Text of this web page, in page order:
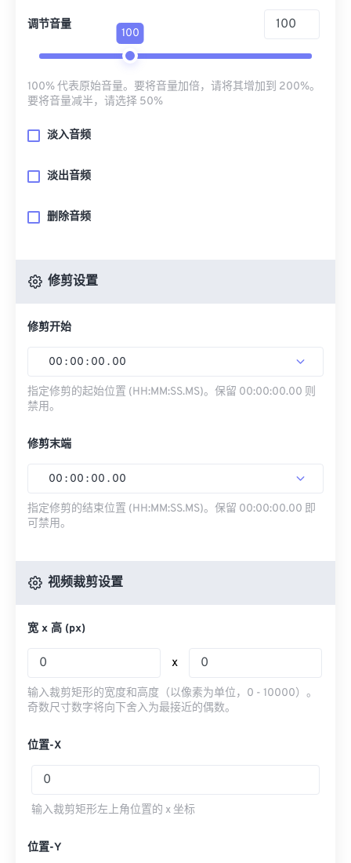
调节音量
100
100% 代表原始音量。要将音量加倍，请将其增加到 200%。
要将音量减半，请选择 50%
淡入音频
淡出音频
删除音频
修剪设置
修剪开始
00 : 00 : 00 . 00
指定修剪的起始位置 (HH:MM:SS.MS)。保留 00:00:00.00 则
禁用。
修剪末端
00 : 00 : 00 . 00
指定修剪的结束位置 (HH:MM:SS.MS)。保留 00:00:00.00 即
可禁用。
视频裁剪设置
宽 x 高 (px)
x
输入裁剪矩形的宽度和高度（以像素为单位，0 - 10000）。
奇数尺寸数字将向下舍入为最接近的偶数。
位置-X
输入裁剪矩形左上角位置的 x 坐标
位置-Y